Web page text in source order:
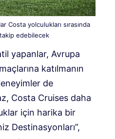
Costa yolculukları sırasında
edebilecek
yapanlar, Avrupa
katılmanın
de
Costa Cruises daha
için harika bir
Destinasyonları”,